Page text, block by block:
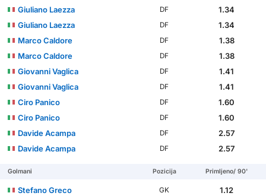
Giuliano Laezza
DF
1.34
Giuliano Laezza
DF
1.34
Marco Caldore
DF
1.38
Marco Caldore
DF
1.38
Giovanni Vaglica
DF
1.41
Giovanni Vaglica
DF
1.41
Ciro Panico
DF
1.60
Ciro Panico
DF
1.60
Davide Acampa
DF
2.57
Davide Acampa
DF 2.57
Golmani Pozicija Primljeno/ 90'
Stefano Greco GK
1.12